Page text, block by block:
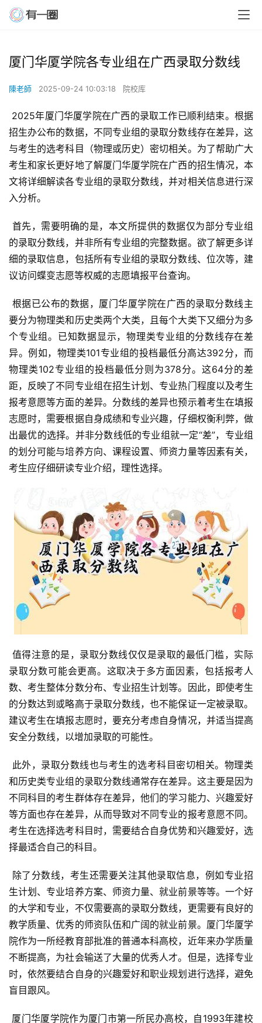
厦门华厦学院各专业组在广西录取分数线
陳老師 2025-09-24 10:03:18 院校库
招生办公布的数据，不同专业组的录取分数线存在差异，这
与考生的选考科目（物理或历史）密切相关。为了帮助广大
考生和家长更好地了解厦门华厦学院在广西的招生情况，本
文将详细解读各专业组的录取分数线，并对相关信息进行深
入分析。
的录取分数线，并非所有专业组的完整数据。欲了解更多详
细的录取信息，包括所有专业组的录取分数线、位次等，建
议访问蝶变志愿等权威的志愿填报平台查询。
要分为物理类和历史类两个大类，且每个大类下又细分为多
个专业组。已知数据显示，物理类专业组的分数线存在差
异。例如，物理类101专业组的投档最低分高达392分，而
物理类102专业组的投档最低分则为378分。这64分的差
距，反映了不同专业组在招生计划、专业热门程度以及考生
报考意愿等方面的差异。分数线的差异也预示着考生在填报
志愿时，需要根据自身成绩和专业兴趣，仔细权衡利弊，做
出最优的选择。并非分数线低的专业组就一定“差”，专业组
的划分可能与培养方向、课程设置、师资力量等因素有关，
考生应仔细研读专业介绍，理性选择。
录取分数可能会更高。这取决于多方面因素，包括报考人
数、考生整体分数分布、专业招生计划等。因此，即使考生
的分数达到或略高于录取分数线，也不能保证一定被录取。
建议考生在填报志愿时，要充分考虑自身情况，并适当提高
安全分数线，以增加录取的可能性。
和历史类专业组的录取分数线通常存在差异。这主要是因为
不同科目的考生群体存在差异，他们的学习能力、兴趣爱好
等方面也存在差异，从而导致对不同专业的报考意愿不同。
考生在选择选考科目时，需要结合自身优势和兴趣爱好，选
择最适合自己的科目。
生计划、专业培养方案、师资力量、就业前景等等。一个好
的大学和专业，不仅需要高的录取分数线，更需要有良好的
教学质量、优秀的师资队伍和广阔的就业前景。厦门华厦学
院作为一所经教育部批准的普通本科高校，近年来办学质量
不断提高，为社会输送了大量的优秀人才。但是，选择专业
时，依然要结合自身的兴趣爱好和职业规划进行选择，避免
盲目跟风。